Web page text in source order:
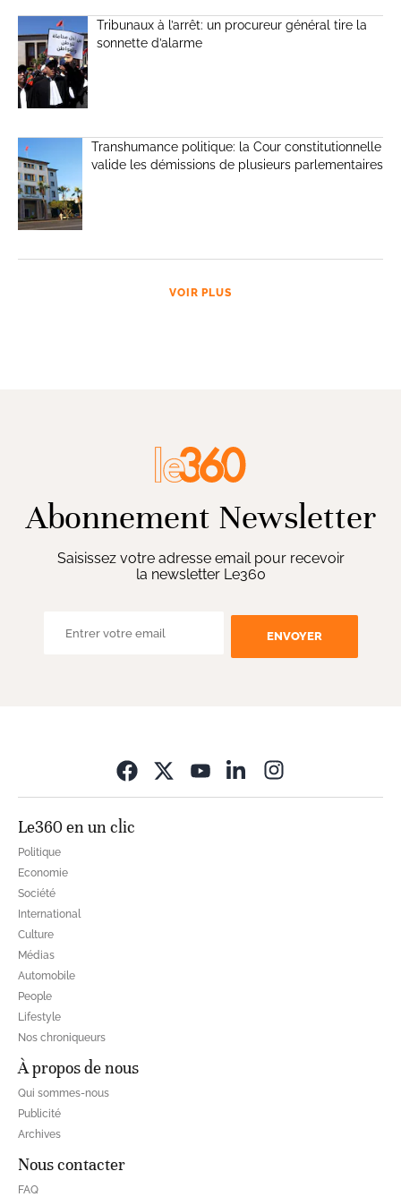
Tribunaux à l’arrêt: un procureur général tire la
sonnette d’alarme
Transhumance politique: la Cour constitutionnelle
valide les démissions de plusieurs parlementaires
VOIR PLUS
Abonnement Newsletter
Saisissez votre adresse email pour recevoir
la newsletter Le360
ENVOYER
Le360 en un clic
Politique
Economie
Société
International
Culture
Médias
Automobile
People
Lifestyle
Nos chroniqueurs
À propos de nous
Qui sommes-nous
Publicité
Archives
Nous contacter
FAQ